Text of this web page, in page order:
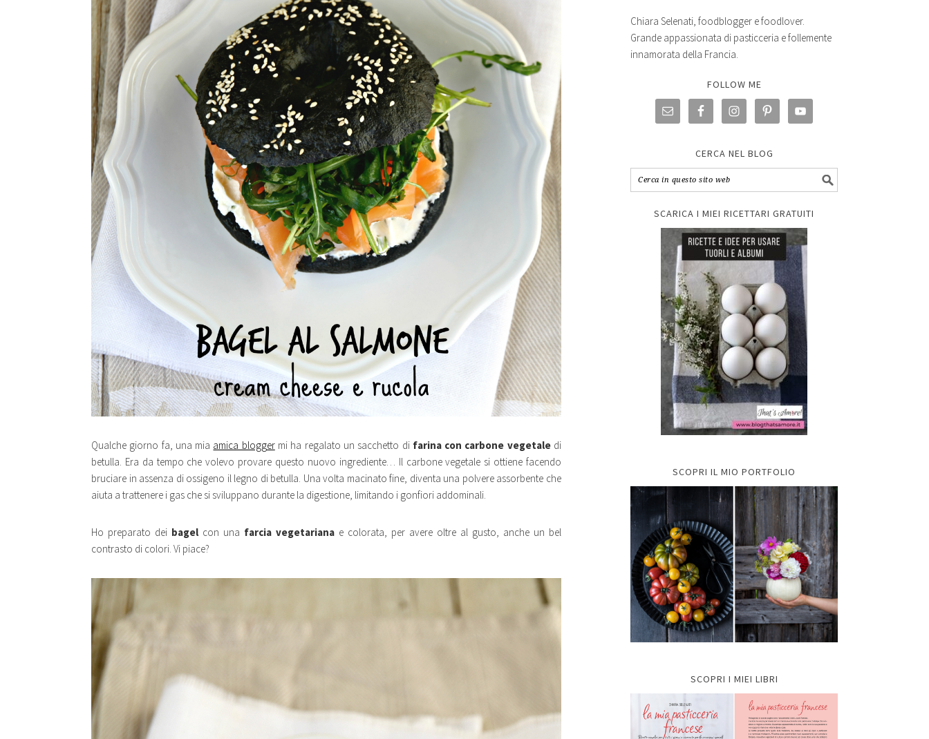
Qualche giorno fa, una mia amica bloggermi ha regalato un sacchetto di farina con carbone vegetaledi
betulla. Era da tempo che volevo provare questo nuovo ingrediente… Il carbone vegetale si ottiene facendo
bruciare in assenza di ossigeno il legno di betulla. Una volta macinato fine, diventa una polvere assorbente che
aiuta a trattenere i gas che si sviluppano durante la digestione, limitando i gonfiori addominali.
Ho preparato dei bagel con una farcia vegetariana e colorata, per avere oltre al gusto, anche un bel
contrasto di colori. Vi piace?
Chiara Selenati, foodblogger e foodlover.
Grande appassionata di pasticceria e follemente
innamorata della Francia.
FOLLOW ME
CERCA NEL BLOG
SCARICA I MIEI RICETTARI GRATUITI
SCOPRI IL MIO PORTFOLIO
SCOPRI I MIEI LIBRI